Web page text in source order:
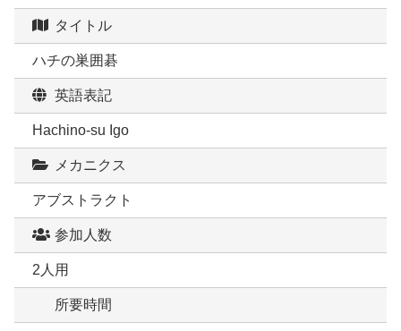
タイトル
ハチの巣囲碁
英語表記
Hachino-su Igo
メカニクス
アブストラクト
参加人数
2人用
所要時間